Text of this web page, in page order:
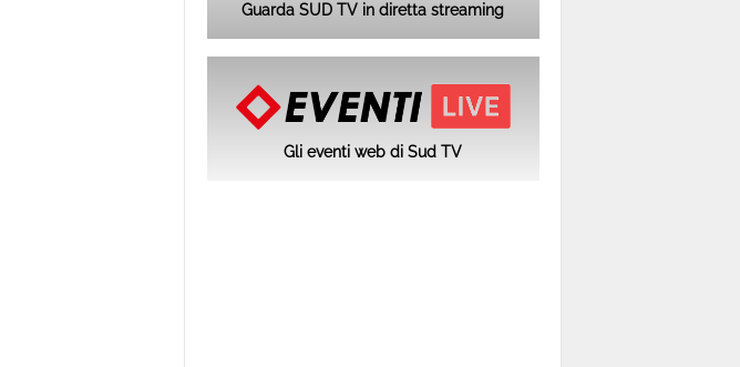
Guarda SUD TV in diretta streaming
Gli eventi web di Sud TV